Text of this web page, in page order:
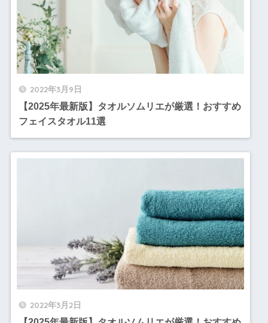
2022年3月9日
【2025年最新版】タオルソムリエが厳選！おすすめ
フェイスタオル11選
2022年3月2日